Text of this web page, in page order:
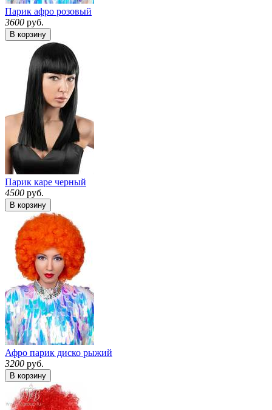
Парик афро розовый
3600 руб.
В корзину
Парик каре черный
4500 руб.
В корзину
Афро парик диско рыжий
3200 руб.
В корзину